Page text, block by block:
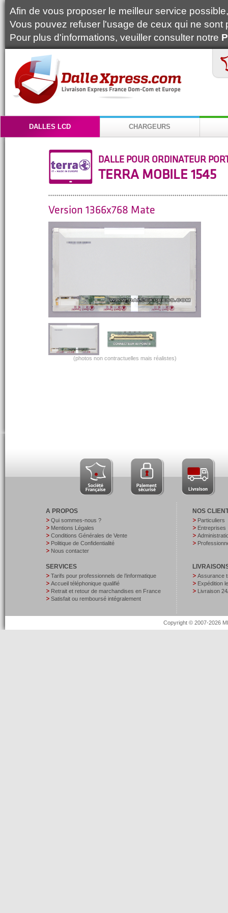
Afin de vous proposer le meilleur service
Vous pouvez refuser l'usage de ceux qui ne
Pour plus d'informations, veuiller consulter notre
DALLES LCD CHARGEURS
DALLE POUR ORDINATEUR
TERRA MOBILE 1545
Version 1366x768 Mate
(photos non contractuelles mais réalistes)
A PROPOS
Qui sommes-nous ?
Mentions Légales
Conditions Générales de Vente
Politique de Confidentialité
Nous contacter
SERVICES
Tarifs pour professionnels de l’informatique
Accueil téléphonique qualifié
Retrait et retour de marchandises en France
Satisfait ou remboursé intégralement
NOS
Particuliers
Entreprises
Assurance
Expédition
Livraison
Copyright © 2007-2026